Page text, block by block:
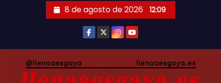
8 de agosto de 2026 12:09